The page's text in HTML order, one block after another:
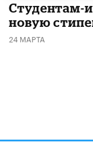
Студентам-
новую
24 МАРТА